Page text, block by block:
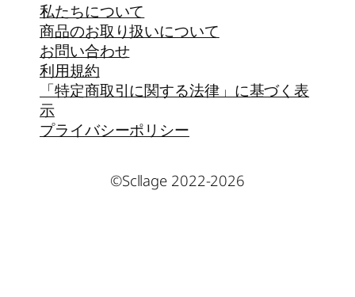
私たちについて
商品のお取り扱いについて
お問い合わせ
利用規約
「特定商取引に関する法律」に基づく表
示
プライバシーポリシー
©Scllage 2022-2026